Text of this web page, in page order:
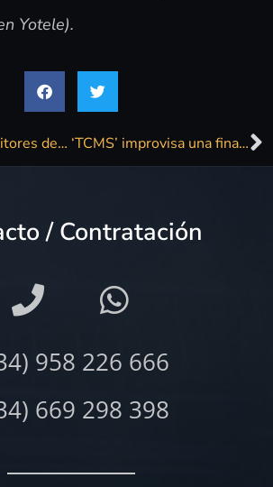
Yotele).
Más de 400 escritores de toda España se citan este viernes en la cuarta gala de Premios Círculo Rojo ‘TCMS’ improvisa una final a seis tras un empate
/ Contratación
958 226 666
669 298 398